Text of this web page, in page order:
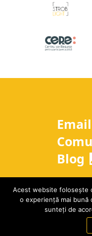
Email
Blog
Copyright ©
| Termeni si
Acest website folosește
o experiență mai bună
sunteți de